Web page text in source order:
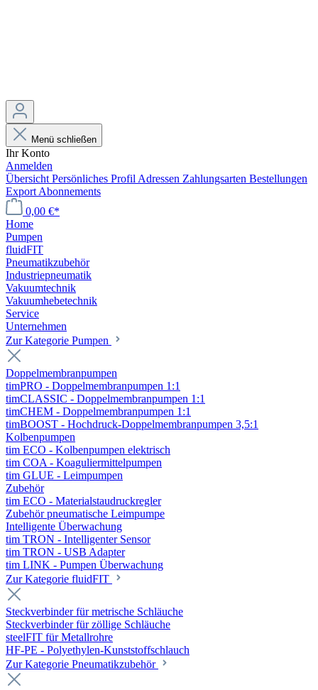
Menü schließen
Ihr Konto
Anmelden
Übersicht Persönliches Profil Adressen Zahlungsarten Bestellungen
Export Abonnements
0,00 €*
Home
Pumpen
fluidFIT
Pneumatikzubehör
Industriepneumatik
Vakuumtechnik
Vakuumhebetechnik
Service
Unternehmen
Zur Kategorie Pumpen
Doppelmembranpumpen
timPRO - Doppelmembranpumpen 1:1
timCLASSIC - Doppelmembranpumpen 1:1
timCHEM - Doppelmembranpumpen 1:1
timBOOST - Hochdruck-Doppelmembranpumpen 3,5:1
Kolbenpumpen
tim ECO - Kolbenpumpen elektrisch
tim COA - Koaguliermittelpumpen
tim GLUE - Leimpumpen
Zubehör
tim ECO - Materialstaudruckregler
Zubehör pneumatische Leimpumpe
Intelligente Überwachung
tim TRON - Intelligenter Sensor
tim TRON - USB Adapter
tim LINK - Pumpen Überwachung
Zur Kategorie fluidFIT
Steckverbinder für metrische Schläuche
Steckverbinder für zöllige Schläuche
steelFIT für Metallrohre
HF-PE - Polyethylen-Kunststoffschlauch
Zur Kategorie Pneumatikzubehör